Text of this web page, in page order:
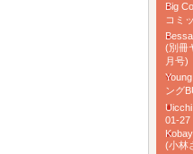
Big
コミ
(別冊
月号)
ング
01-27
(小林